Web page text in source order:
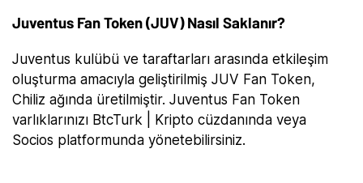
Juventus Fan Token (JUV) Nasıl Saklanır?
Juventus kulübü ve taraftarları arasında etkileşim
oluşturma amacıyla geliştirilmiş JUV Fan Token,
Chiliz ağında üretilmiştir. Juventus Fan Token
varlıklarınızı BtcTurk | Kripto cüzdanında veya
Socios platformunda yönetebilirsiniz.